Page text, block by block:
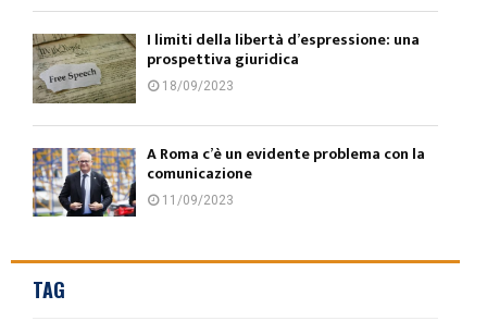
I limiti della libertà d’espressione: una
prospettiva giuridica
18/09/2023
A Roma c’è un evidente problema con la
comunicazione
11/09/2023
TAG